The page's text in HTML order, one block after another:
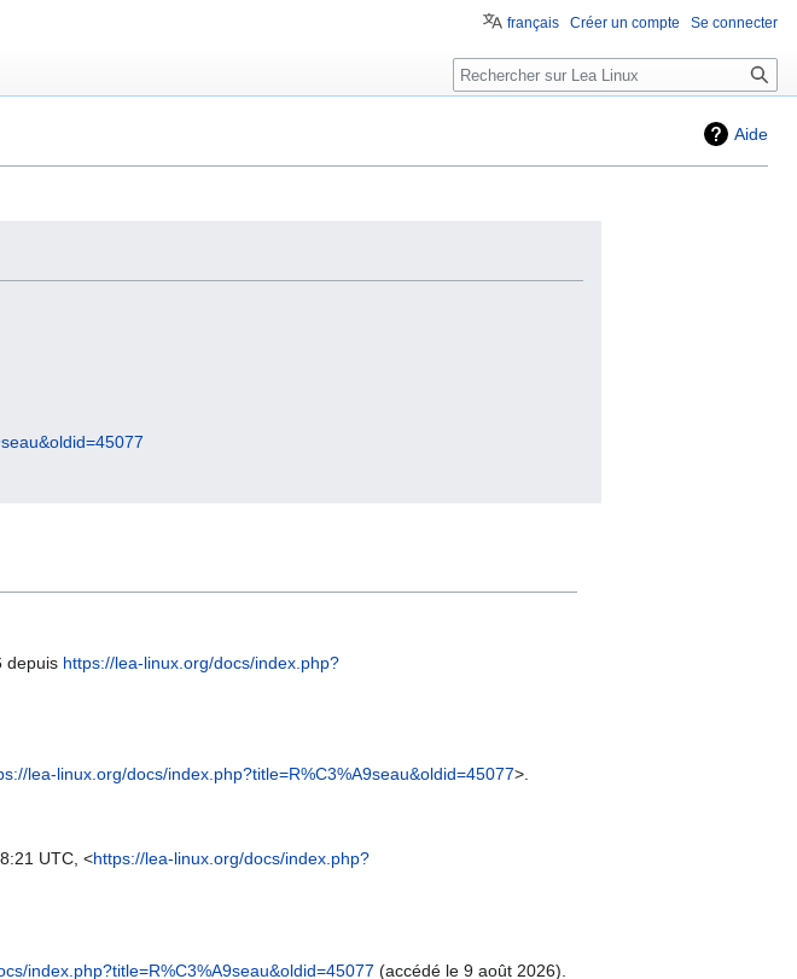
Aide
depuis https://lea-linux.org/docs/index.php?
lea-linux.org/docs/index.php?title=R%C3%A9seau&oldid=45077>.
UTC, <https://lea-linux.org/docs/index.php?
index.php?title=R%C3%A9seau&oldid=45077 (accédé le 9 août 2026).
français Créer un compte Se connecter